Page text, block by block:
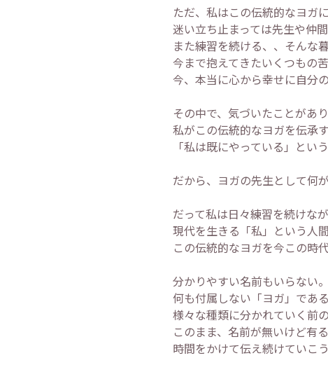
ただ、私はこの伝統的なヨガ
迷い立ち止まっては先生や仲
また練習を続ける、、そんな
今まで抱えてきたいくつもの
今、本当に心から幸せに自分
その中で、気づいたことがあり
私がこの伝統的なヨガを伝承
「私は既にやっている」という
だから、ヨガの先生として何
だって私は日々練習を続けな
現代を生きる「私」という人
この伝統的なヨガを今この時
分かりやすい名前もいらない。
何も付属しない「ヨガ」であ
様々な種類に分かれていく前
このまま、名前が無いけど有
時間をかけて伝え続けていこ